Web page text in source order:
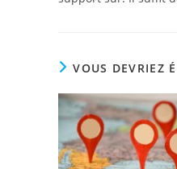
VOUS DEVRIEZ